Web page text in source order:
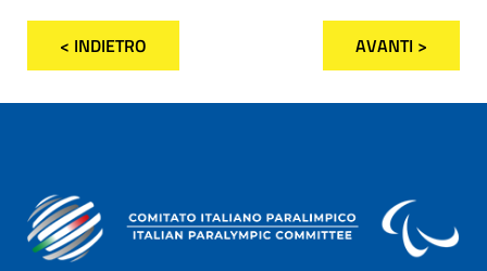
< INDIETRO AVANTI >